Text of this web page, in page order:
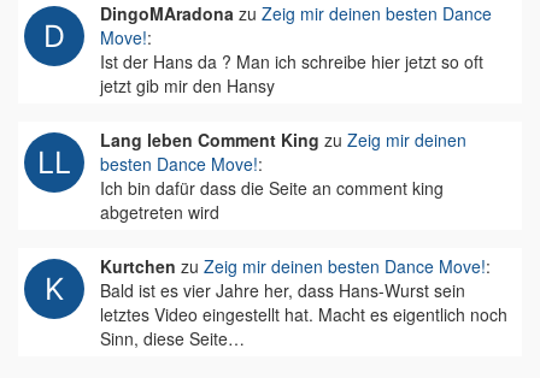
DingoMAradona zu Zeig mir deinen besten Dance
Move!:
Ist der Hans da ? Man ich schreibe hier jetzt so oft
jetzt gib mir den Hansy
Lang leben Comment King zu Zeig mir deinen
besten Dance Move!:
Ich bin dafür dass die Seite an comment king
abgetreten wird
Kurtchen zu Zeig mir deinen besten Dance Move!:
Bald ist es vier Jahre her, dass Hans-Wurst sein
letztes Video eingestellt hat. Macht es eigentlich noch
Sinn, diese Seite…